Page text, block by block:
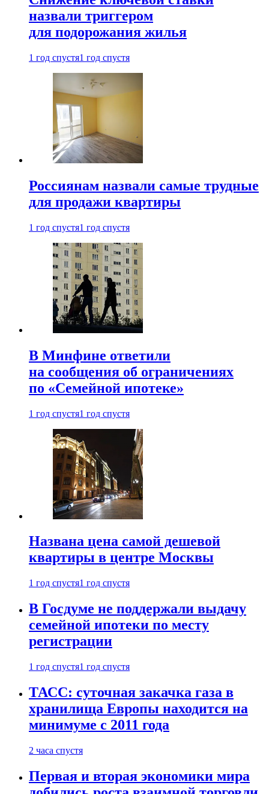
назвали триггером
для подорожания жилья
1 год спустя1 год спустя
Россиянам назвали самые трудные
для продажи квартиры
1 год спустя1 год спустя
В Минфине ответили
на сообщения об ограничениях
по «Семейной ипотеке»
1 год спустя1 год спустя
Названа цена самой дешевой
квартиры в центре Москвы
1 год спустя1 год спустя
В Госдуме не поддержали выдачу
семейной ипотеки по месту
регистрации
1 год спустя1 год спустя
ТАСС: суточная закачка газа в
хранилища Европы находится на
минимуме с 2011 года
2 часа спустя
Первая и вторая экономики мира